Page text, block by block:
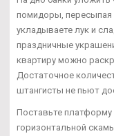
помидоры,
укладываете лук и
праздничные
квартиру можно
Достаточное
штангисты не пьют
Поставьте
горизонтальной